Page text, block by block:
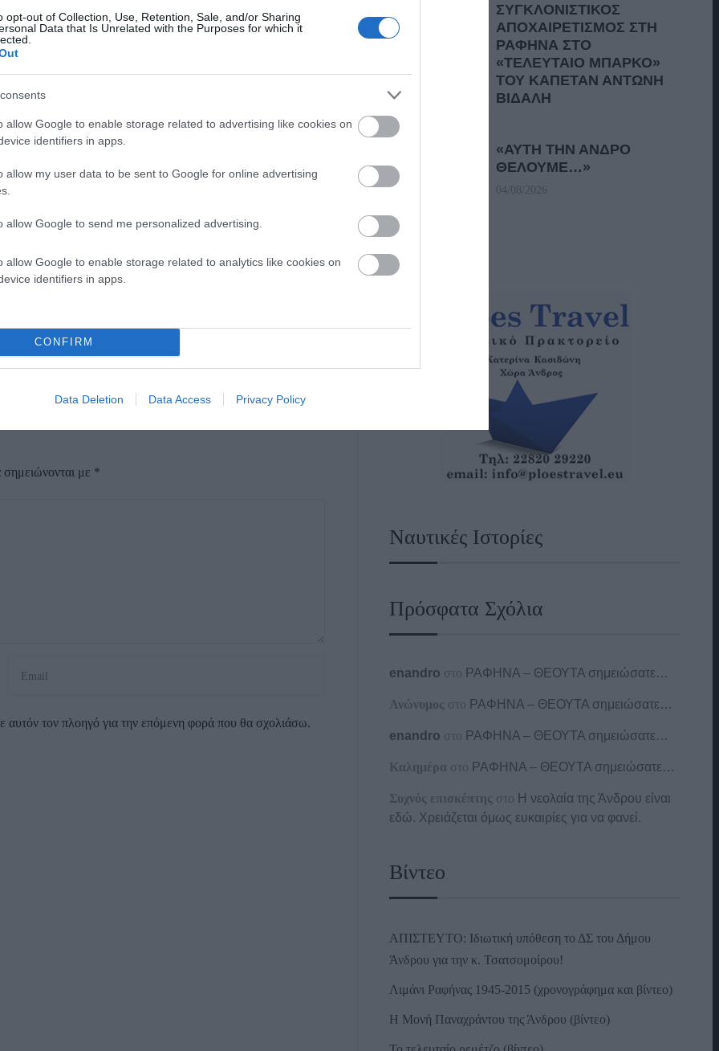
opt-out of Collection, Use, Retention, Sale, and/or Sharing
Data that Is Unrelated with the Purposes for which it
allow Google to enable storage related to advertising like cookies on
identifiers in apps.
allow my user data to be sent to Google for online advertising
allow Google to send me personalized advertising.
allow Google to enable storage related to analytics like cookies on
identifiers in apps.
CONFIRM
Data Deletion Data Access Privacy Policy
προυπολογισμου για την καθαριοτητα περίπου
Αθήναιο (φιλο του δημάρχου),26.000€ απο εκτακτα
100.000€ τον χρόνο και εδώ και 3 χρόνια δεν είναι άξιοι
!! ΑΚΟΥΕΙ ΚΑΝΕΙΣ? (Εκ του δήμου Άνδρου:ζητούνται
πετάξει και του χρονου το καλοκαίρι απο τουρισμό!!!)!! Να
το καλοκαίρι. Εκεί που μένω δεν έχω κοντά
με *
τον πλοηγό για την επόμενη φορά που θα σχολιάσω.
ΣΥΓΚΛΟΝΙΣΤΙΚΟΣ
ΑΠΟΧΑΙΡΕΤΙΣΜΟΣ ΣΤΗ
ΡΑΦΗΝΑ ΣΤΟ
«ΤΕΛΕΥΤΑΙΟ ΜΠΑΡΚΟ»
ΤΟΥ ΚΑΠΕΤΑΝ ΑΝΤΩΝΗ
ΒΙΔΑΛΗ
05/08/2026
«ΑΥΤΗ ΤΗΝ ΑΝΔΡΟ
ΘΕΛΟΥΜΕ…»
04/08/2026
Ναυτικές Ιστορίες
Πρόσφατα Σχόλια
enandro στο ΡΑΦΗΝΑ – ΘΕΟΥΤΑ σημειώσατε…
Ανώνυμος στο ΡΑΦΗΝΑ – ΘΕΟΥΤΑ σημειώσατε…
enandro στο ΡΑΦΗΝΑ – ΘΕΟΥΤΑ σημειώσατε…
Καλημέρα στο ΡΑΦΗΝΑ – ΘΕΟΥΤΑ σημειώσατε…
Συχνός επισκέπτης στο Η νεολαία της Άνδρου είναι
εδώ. Χρειάζεται όμως ευκαιρίες για να φανεί.
Βίντεο
ΑΠΙΣΤΕΥΤΟ: Ιδιωτική υπόθεση το ΔΣ του Δήμου
Άνδρου για την κ. Τσατσομοίρου!
Λιμάνι Ραφήνας 1945-2015 (χρονογράφημα και βίντεο)
Η Μονή Παναχράντου της Άνδρου (βίντεο)